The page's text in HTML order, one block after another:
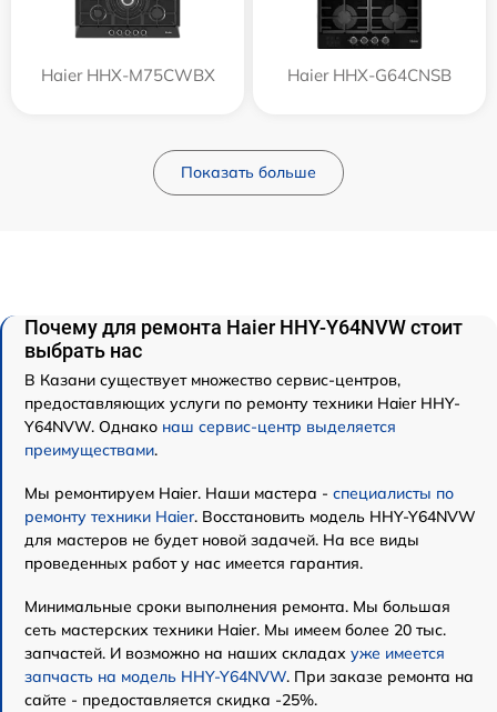
Haier HHX-M75CWBX Haier HHX-G64CNSB
Показать больше
Почему для ремонта Haier HHY-Y64NVW стоит
выбрать нас
В Казани существует множество сервис-центров,
предоставляющих услуги по ремонту техники Haier HHY-
Y64NVW. Однако наш сервис-центр выделяется
преимуществами.
Мы ремонтируем Haier. Наши мастера - специалисты по
ремонту техники Haier. Восстановить модель HHY-Y64NVW
для мастеров не будет новой задачей. На все виды
проведенных работ у нас имеется гарантия.
Минимальные сроки выполнения ремонта. Мы большая
сеть мастерских техники Haier. Мы имеем более 20 тыс.
запчастей. И возможно на наших складах уже имеется
запчасть на модель HHY-Y64NVW. При заказе ремонта на
сайте - предоставляется скидка -25%.